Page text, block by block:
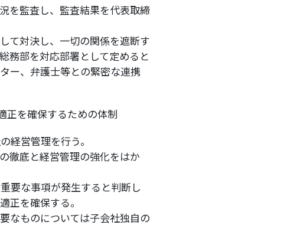
を監査し、監査結果を代表取締
て対決し、一切の関係を遮断す
務部を対応部署として定めると
ー、弁護士等との緊密な連携
正を確保するための体制
経営管理を行う。
徹底と経営管理の強化をはか
要な事項が発生すると判断し
正を確保する。
なものについては子会社独自の